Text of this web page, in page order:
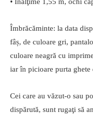
Îmbrăcăminte: la data
fâș, de culoare gri,
culoare neagră cu
iar în picioare purta ghete
Cei care au văzut-o sau
dispărută, sunt rugaţi să